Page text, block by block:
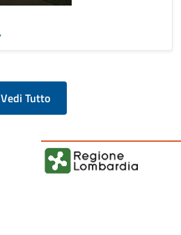
Vedi Tutto